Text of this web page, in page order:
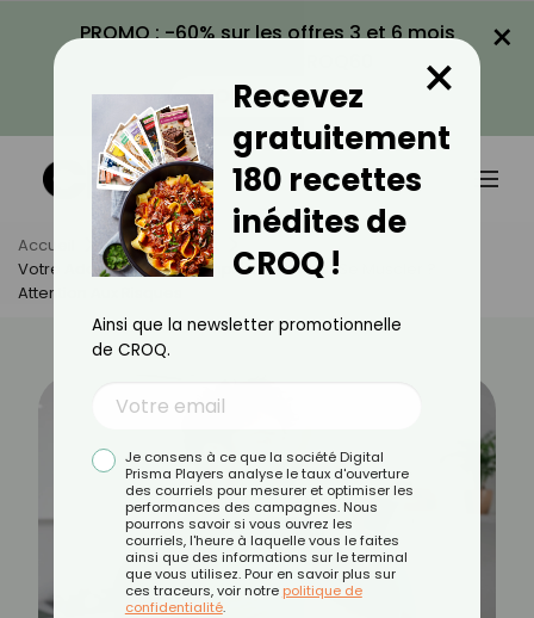
PROMO : -60% sur les offres 3 et 6 mois
VOIR LA PROMO
×
Accueil Actus
Sport
Votre Ado Prend Des Compléments Pour Se Muscler ?
Attention Aux Risques
Recevez
gratuitement
180 recettes
inédites de
CROQ !
×
Ainsi que la newsletter promotionnelle
de CROQ.
Je consens à ce que la société Digital
Prisma Players analyse le taux d'ouverture
des courriels pour mesurer et optimiser les
performances des campagnes. Nous
pourrons savoir si vous ouvrez les
courriels, l'heure à laquelle vous le faites
ainsi que des informations sur le terminal
que vous utilisez. Pour en savoir plus sur
ces traceurs, voir notre politique de
confidentialité.